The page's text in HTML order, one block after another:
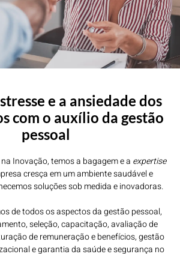
e a ansiedade dos
com o auxílio da gestão
pessoal
Inovação, temos a bagagem e a expertise
cresça em um ambiente saudável e
soluções sob medida e inovadoras.
de todos os aspectos da gestão pessoal,
seleção, capacitação, avaliação de
de remuneração e benefícios, gestão
e garantia da saúde e segurança no